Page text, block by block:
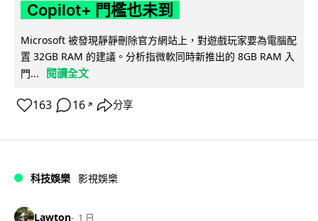
Copilot+ 門檻也未到
Microsoft 被發現靜靜刪除官方網站上，對遊戲玩家要為電腦配
置 32GB RAM 的建議。分析指微軟同時新推出的 8GB RAM 入
門...
閱讀全文
163 16 ↗ 分享
科技娛樂 影視娛樂
Lawton 1 日